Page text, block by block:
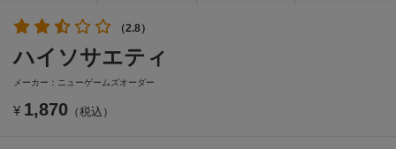
（2.8）
ハイソサエティ
メーカー：ニューゲームズオーダー
¥ 1,870 （税込）